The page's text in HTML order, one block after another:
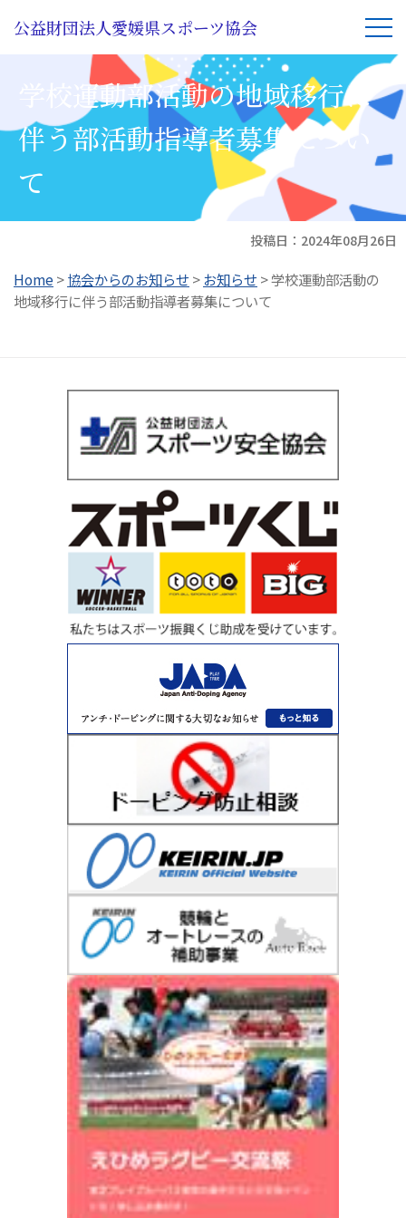
公益財団法人愛媛県スポーツ協会
学校運動部活動の地域移行に
伴う部活動指導者募集につい
て
投稿日： 2024年08月26日
Home>協会からのお知らせ >お知らせ >学校運動部活動の
地域移行に伴う部活動指導者募集について